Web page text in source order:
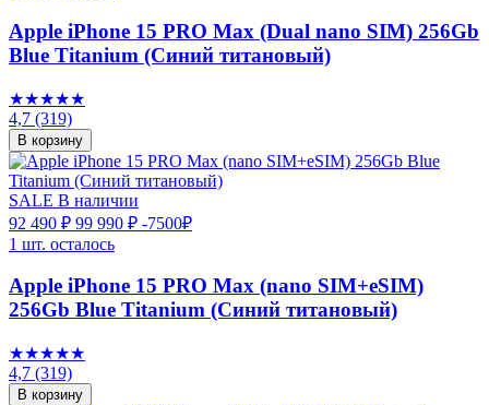
Apple iPhone 15 PRO Max (Dual nano SIM) 256Gb
Blue Titanium (Синий титановый)
★★★★★
4,7 (319)
В корзину
SALE В наличии
92 490 ₽ 99 990 ₽ -7500₽
1 шт. осталось
Apple iPhone 15 PRO Max (nano SIM+eSIM)
256Gb Blue Titanium (Синий титановый)
★★★★★
4,7 (319)
В корзину